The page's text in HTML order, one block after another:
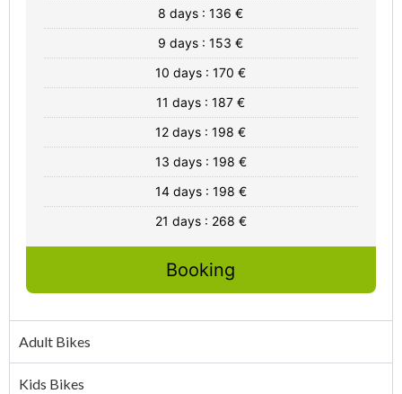
8 days : 136 €
9 days : 153 €
10 days : 170 €
11 days : 187 €
12 days : 198 €
13 days : 198 €
14 days : 198 €
21 days : 268 €
Booking
Adult Bikes
Kids Bikes